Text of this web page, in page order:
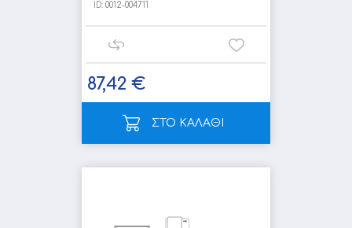
ID: 0012-004711
87,42 €
ΣΤΟ ΚΑΛΑΘΙ